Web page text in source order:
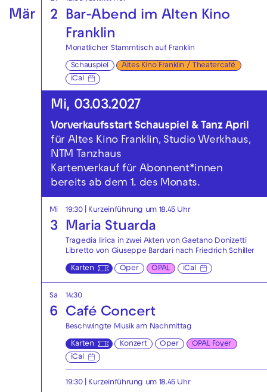
Mär 2
Bar-Abend im Alten Kino
Franklin
Monatlicher Stammtisch auf Franklin
Schauspiel
Altes Kino Franklin / Theatercafé
iCal
Mi, 03.03.2027
Vorverkaufsstart Schauspiel & Tanz April
für Altes Kino Franklin, Studio Werkhaus,
NTM Tanzhaus
Kartenverkauf für Abonnent*innen
bereits ab dem 1. des Monats.
Mi
3
19:30 | Kurzeinführung um 18.45 Uhr
Maria Stuarda
Tragedia lirica in zwei Akten von Gaetano Donizetti
Libretto von Giuseppe Bardari nach Friedrich Schiller
Karten Oper OPAL iCal
Sa
6
14:30
Café Concert
Beschwingte Musik am Nachmittag
Karten Konzert Oper
OPAL Foyer
iCal
19:30 | Kurzeinführung um 18.45 Uhr